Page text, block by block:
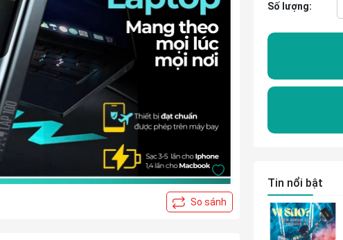
Số lượng:
Tin nổi bật